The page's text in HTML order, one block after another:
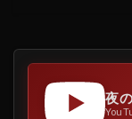
夜